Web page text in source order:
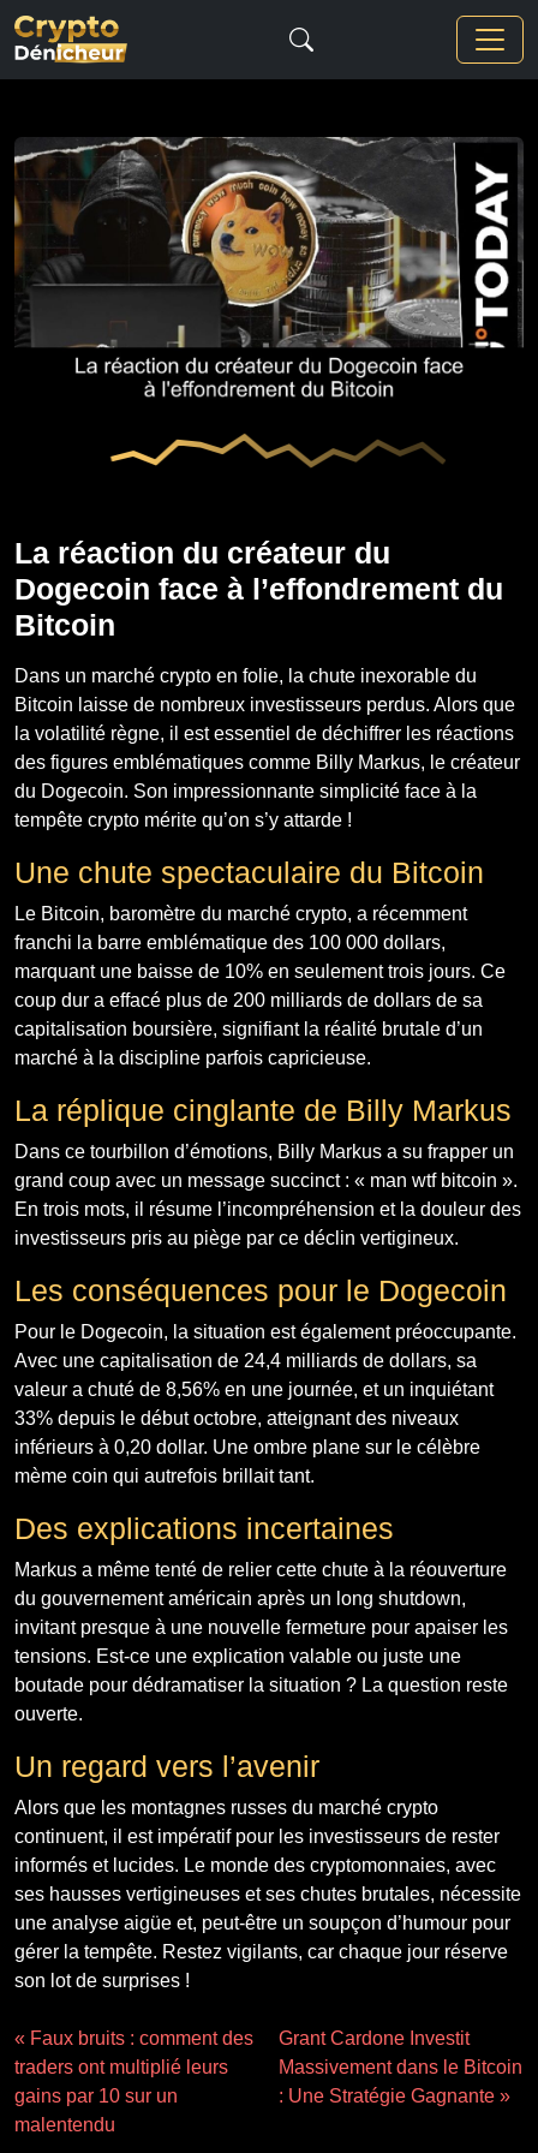
La réaction du créateur du
Dogecoin face à l’effondrement du
Bitcoin
Dans un marché crypto en folie, la chute inexorable du
Bitcoin laisse de nombreux investisseurs perdus. Alors que
la volatilité règne, il est essentiel de déchiffrer les réactions
des figures emblématiques comme Billy Markus, le créateur
du Dogecoin. Son impressionnante simplicité face à la
tempête crypto mérite qu’on s’y attarde !
Une chute spectaculaire du Bitcoin
Le Bitcoin, baromètre du marché crypto, a récemment
franchi la barre emblématique des 100 000 dollars,
marquant une baisse de 10% en seulement trois jours. Ce
coup dur a effacé plus de 200 milliards de dollars de sa
capitalisation boursière, signifiant la réalité brutale d’un
marché à la discipline parfois capricieuse.
La réplique cinglante de Billy Markus
Dans ce tourbillon d’émotions, Billy Markus a su frapper un
grand coup avec un message succinct : « man wtf bitcoin ».
En trois mots, il résume l’incompréhension et la douleur des
investisseurs pris au piège par ce déclin vertigineux.
Les conséquences pour le Dogecoin
Pour le Dogecoin, la situation est également préoccupante.
Avec une capitalisation de 24,4 milliards de dollars, sa
valeur a chuté de 8,56% en une journée, et un inquiétant
33% depuis le début octobre, atteignant des niveaux
inférieurs à 0,20 dollar. Une ombre plane sur le célèbre
mème coin qui autrefois brillait tant.
Des explications incertaines
Markus a même tenté de relier cette chute à la réouverture
du gouvernement américain après un long shutdown,
invitant presque à une nouvelle fermeture pour apaiser les
tensions. Est-ce une explication valable ou juste une
boutade pour dédramatiser la situation ? La question reste
ouverte.
Un regard vers l’avenir
Alors que les montagnes russes du marché crypto
continuent, il est impératif pour les investisseurs de rester
informés et lucides. Le monde des cryptomonnaies, avec
ses hausses vertigineuses et ses chutes brutales, nécessite
une analyse aigüe et, peut-être un soupçon d’humour pour
gérer la tempête. Restez vigilants, car chaque jour réserve
son lot de surprises !
« Faux bruits : comment des
traders ont multiplié leurs
gains par 10 sur un
malentendu
Grant Cardone Investit
Massivement dans le Bitcoin
: Une Stratégie Gagnante »